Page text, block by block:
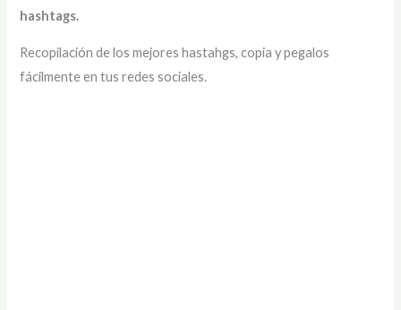
hashtags.
Recopilación de los mejores hastahgs, copia y pegalos
fácilmente en tus redes sociales.